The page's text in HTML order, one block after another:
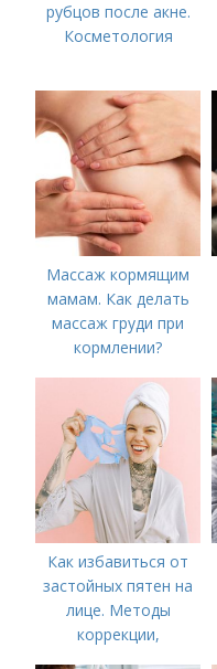
рубцов после акне.
Косметология
Массаж кормящим
мамам. Как делать
массаж груди при
кормлении?
Как избавиться от
застойных пятен на
лице. Методы
коррекции,